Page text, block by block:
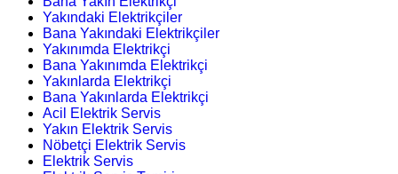
Yakındaki Elektrikçiler
Bana Yakındaki Elektrikçiler
Yakınımda Elektrikçi
Bana Yakınımda Elektrikçi
Yakınlarda Elektrikçi
Bana Yakınlarda Elektrikçi
Acil Elektrik Servis
Yakın Elektrik Servis
Nöbetçi Elektrik Servis
Elektrik Servis